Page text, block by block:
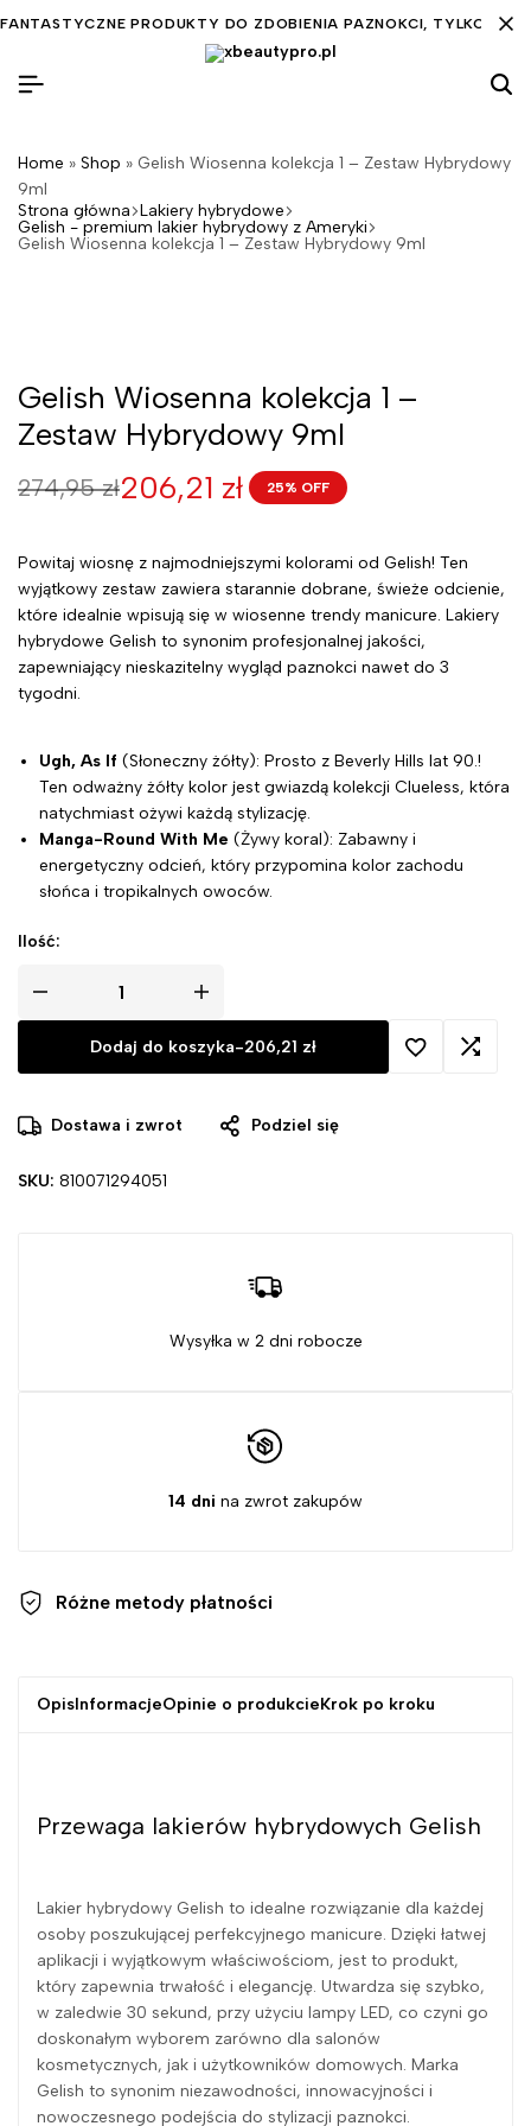
FANTASTYCZNE PRODUKTY DO ZDOBIENIA PAZNOKCI, TYLKO DLA
Home » Shop » Gelish Wiosenna kolekcja 1 – Zestaw Hybrydowy
9ml
Strona główna Lakiery hybrydowe
Gelish - premium lakier hybrydowy z Ameryki
Gelish Wiosenna kolekcja 1 – Zestaw Hybrydowy 9ml
Gelish Wiosenna kolekcja 1 –
Zestaw Hybrydowy 9ml
274,95zł206,21 zł 25% OFF
Powitaj wiosnę z najmodniejszymi kolorami od Gelish! Ten
wyjątkowy zestaw zawiera starannie dobrane, świeże odcienie,
które idealnie wpisują się w wiosenne trendy manicure. Lakiery
hybrydowe Gelish to synonim profesjonalnej jakości,
zapewniający nieskazitelny wygląd paznokci nawet do 3
tygodni.
Ugh, As If (Słoneczny żółty): Prosto z Beverly Hills lat 90.!
Ten odważny żółty kolor jest gwiazdą kolekcji Clueless, która
natychmiast ożywi każdą stylizację.
Manga-Round With Me (Żywy koral): Zabawny i
energetyczny odcień, który przypomina kolor zachodu
słońca i tropikalnych owoców.
delikatny błękit, który doskonale pasuje do każdego
You're So Sweet You're Giving Me a Toothache
(Barożowy): Tak słodki, że aż chce się go ugryźć!
Obowiązkowy element garderoby dla miłośników
klasycznego, romantycznego różu.
miętowych w upale. Elegancki i nowoczesny wybór na co
Ilość:
Dodaj do koszyka-206,21 zł
Dostawa i zwrot Podziel się
SKU: 810071294051
Wysyłka w 2 dni robocze
14 dni na zwrot zakupów
Różne metody płatności
OpisInformacjeOpinie o produkcieKrok po kroku
Przewaga lakierów hybrydowych Gelish
Lakier hybrydowy Gelish to idealne rozwiązanie dla każdej
osoby poszukującej perfekcyjnego manicure. Dzięki łatwej
aplikacji i wyjątkowym właściwościom, jest to produkt,
który zapewnia trwałość i elegancję. Utwardza się szybko,
w zaledwie 30 sekund, przy użyciu lampy LED, co czyni go
doskonałym wyborem zarówno dla salonów
kosmetycznych, jak i użytkowników domowych. Marka
Gelish to synonim niezawodności, innowacyjności i
nowoczesnego podejścia do stylizacji paznokci.